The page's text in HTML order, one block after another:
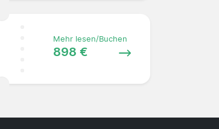
Mehr lesen/Buchen
898 €